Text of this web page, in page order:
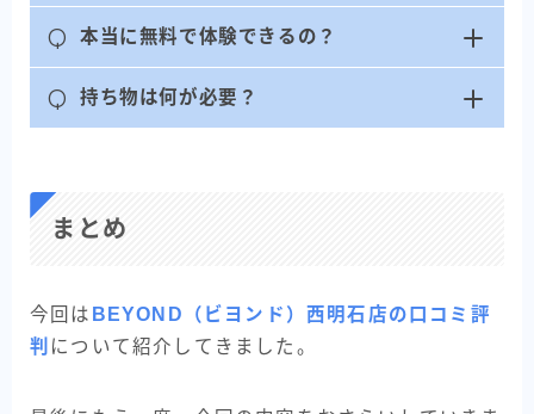
Q 本当に無料で体験できるの？
Q 持ち物は何が必要？
まとめ
今回は BEYOND（ビヨンド）西明石店の口コミ評
判 について紹介してきました。